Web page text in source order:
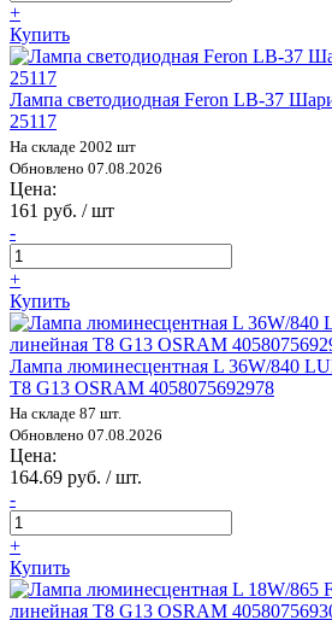
+
Купить
Лампа светодиодная Feron LB-37
25117
На складе 2002 шт
Обновлено 07.08.2026
Цена:
161 руб. / шт
-
+
Купить
Лампа люминесцентная L 36W/840
T8 G13 OSRAM 4058075692978
На складе 87 шт.
Обновлено 07.08.2026
Цена:
164.69 руб. / шт.
-
+
Купить